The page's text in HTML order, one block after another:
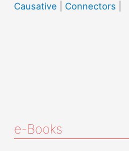
Causative
Connectors
e-Books